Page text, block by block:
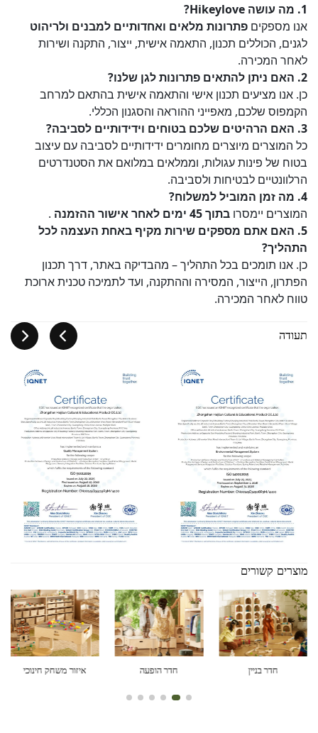
1. מה עושה Hikeylove?
אנו מספקים פתרונות מלאים ואחדותיים למבנים ולריהוט
לגנים, הכוללים תכנון, התאמה אישית, ייצור, התקנה ושירות
לאחר המכירה.
2. האם ניתן להתאים פתרונות לגן שלנו?
כן. אנו מציעים תכנון אישי והתאמה אישית בהתאם למרחב
הקמפוס שלכם, מאפייני ההוראה והסגנון הכללי.
3. האם הרהיטים שלכם בטוחים וידידותיים לסביבה?
כל המוצרים מיוצרים מחומרים ידידותיים לסביבה עם עיצוב
בטוח של פינות עגולות, וממלאים במלואם את הסטנדרטים
הרלוונטיים לבטיחות ולסביבה.
4. מה זמן המוביל למשלוח?
המוצרים יימסרו בתוך 45 ימים לאחר אישור ההזמנה
.
5. האם אתם מספקים שירות מקיף באחת העצמה לכל
התהליך?
כן. אנו תומכים בכל התהליך – מהבדיקה באתר, דרך תכנון
הפתרון, הייצור, המסירה וההתקנה, ועד לתמיכה טכנית ארוכת
טווח לאחר המכירה.
תעודה
מוצרים קשורים
חדר בניין חדר הופעה איזור משחק חינוכי